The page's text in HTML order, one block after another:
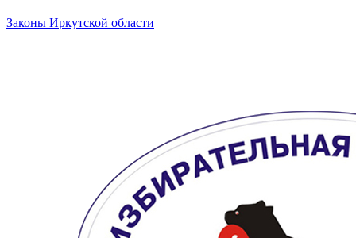
Законы Иркутской области